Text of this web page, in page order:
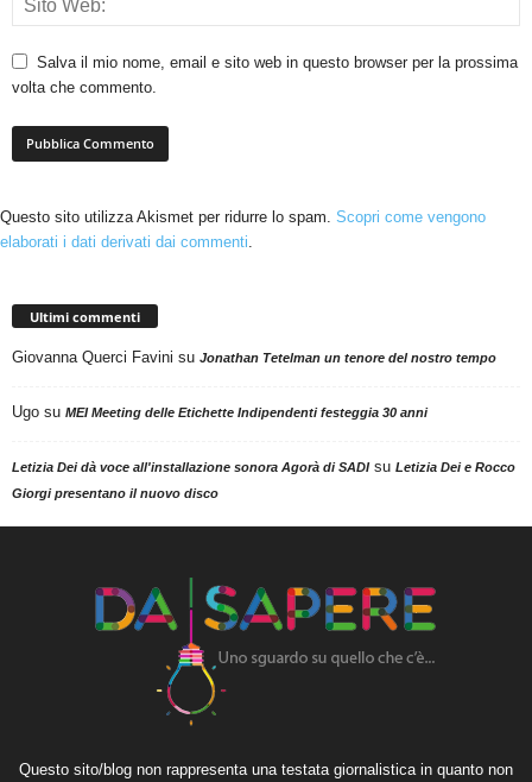
Salva il mio nome, email e sito web in questo browser per la prossima
volta che commento.
Questo sito utilizza Akismet per ridurre lo spam. Scopri come vengono
elaborati i dati derivati dai commenti.
Ultimi commenti
Giovanna Querci Favini su Jonathan Tetelman un tenore del nostro tempo
Ugo su MEI Meeting delle Etichette Indipendenti festeggia 30 anni
Letizia Dei dà voce all'installazione sonora Agorà di SADIsu Letizia Dei e Rocco
Giorgi presentano il nuovo disco
Questo sito/blog non rappresenta una testata giornalistica in quanto non